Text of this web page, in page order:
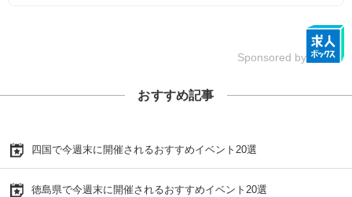
Sponsored by
おすすめ記事
四国で今週末に開催されるおすすめイベント20選
徳島県で今週末に開催されるおすすめイベント20選